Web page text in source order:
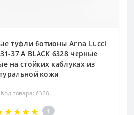
туфли ботионы Anna Lucci
37 A BLACK 6328 черные
на стойких каблуках из
кожи
Код товара: 6328
1